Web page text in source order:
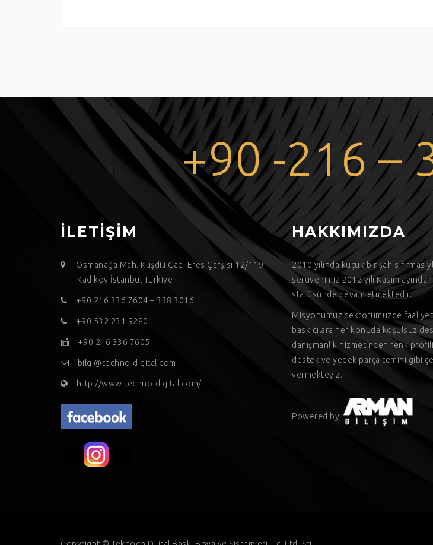
+90 -216 –
İLETİŞİM
Osmanağa Mah. Kuşdili Cad. Efes Çarşısı 12/119
Kadıköy İstanbul Türkiye
+90 216 336 7604 – 338 3016
+90 532 231 9280
+90 216 336 7605
bilgi@techno-digital.com
http://www.techno-digital.com/
HAKKIMIZDA
2010 yılında küçük bir şahıs
serüvenimiz 2012 yılı Kasım
statüsünde devam etmektedir.
Misyonumuz sektörümüzde
baskıcılara her konuda koşulsuz
danışmanlık hizmetinden renk
destek ve yedek parça temini gibi
vermekteyiz.
Powered by